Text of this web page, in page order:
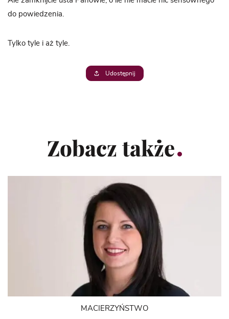
do powiedzenia.
Tylko tyle i aż tyle.
Udostępnij
Zobacz także
MACIERZYŃSTWO